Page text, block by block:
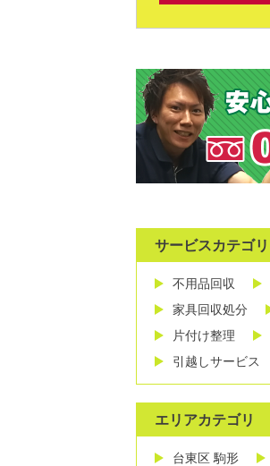
サービスカテゴリ
不用品回収
家具回収処分
片付け整理
引越しサービス
エリアカテゴリ
台東区 駒形